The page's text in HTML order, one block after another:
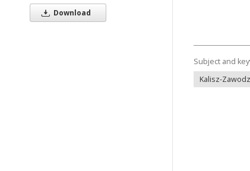
Download
Subject and
Kalisz-